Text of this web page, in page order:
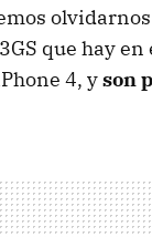
que hay
4, yson